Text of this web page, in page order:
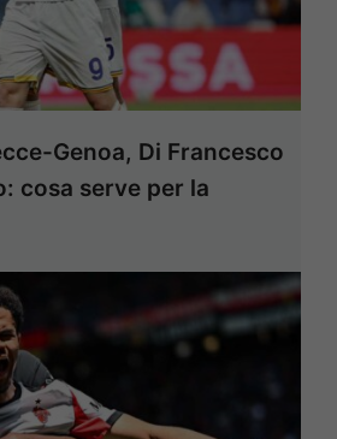
Genoa, Di Francesco
cosa serve per la